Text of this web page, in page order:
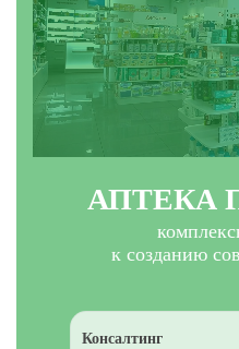
АПТЕКА
к созданию
Консалтинг